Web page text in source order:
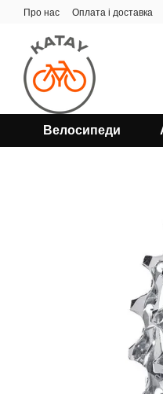
Перейти до основного
Про нас Оплата і доставка
Велосипеди